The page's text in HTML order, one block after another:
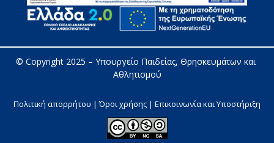
© Copyright 2025 – Υπουργείο Παιδείας, Θρησκευμάτων και
Αθλητισμού
Πολιτική απορρήτου | Όροι χρήσης | Επικοινωνία και Υποστήριξη